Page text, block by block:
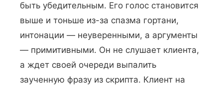
быть убедительным. Его голос становится
выше и тоньше из-за спазма гортани,
интонации — неуверенными, а аргументы
— примитивными. Он не слушает клиента,
а ждет своей очереди выпалить
заученную фразу из скрипта. Клиент на